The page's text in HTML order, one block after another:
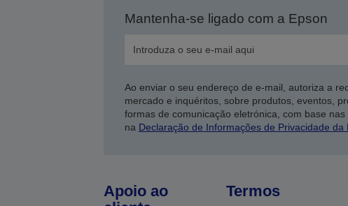
Mantenha-se ligado com a Epson
Ao enviar o seu endereço de e-mail, autoriza a
mercado e inquéritos, sobre produtos, eventos,
formas de comunicação eletrónica, com base
na Declaração de Informações de Privacidade da
Apoio ao
Termos